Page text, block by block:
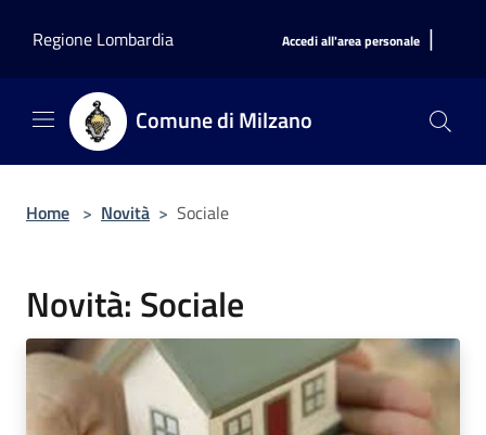
Regione Lombardia
Accedi all'area personale |
Comune di Milzano
Home > Novità > Sociale
Novità: Sociale